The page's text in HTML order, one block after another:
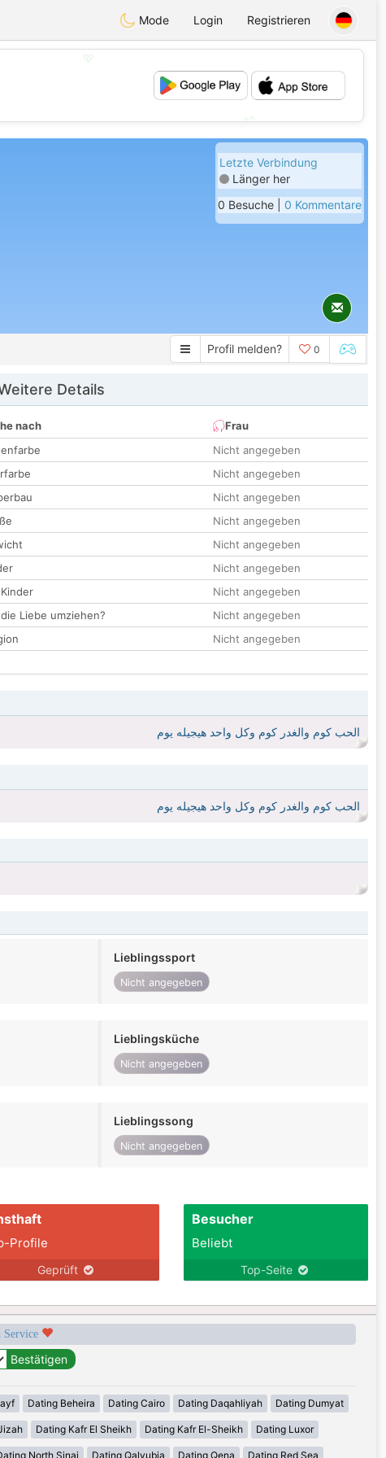
Mode Login Registrieren
Letzte Verbindung
Länger her
0 Besuche | 0 Kommentare
Profil melden? 0
Details
nach
Frau
Nicht angegeben
Nicht angegeben
Nicht angegeben
Nicht angegeben
Nicht angegeben
Nicht angegeben
Nicht angegeben
Liebe umziehen?
Nicht angegeben
Nicht angegeben
الحب كوم والغدر كوم وكل واحد هيجيله يوم
الحب كوم والغدر كوم وكل واحد هيجيله يوم
Lieblingssport
Nicht angegeben
Lieblingsküche
Nicht angegeben
Lieblingssong
Nicht angegeben
Profile
Geprüft
Besucher
Beliebt
Top-Seite
Service
Dating Beheira Dating Cairo Dating Daqahliyah Dating Dumyat
Dating Kafr El Sheikh Dating Kafr El-Sheikh Dating Luxor
North Sinai Dating Qalyubia Dating Qena Dating Red Sea